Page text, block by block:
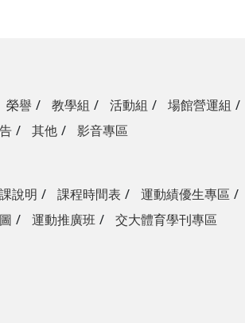
榮譽 教學組 活動組
場館營運組
其他 影音專區
說明 課程時間表
運動績優生專區
運動推廣班 交大體育學刊專區